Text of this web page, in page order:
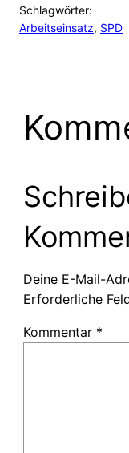
Schlagwörter:
Arbeitseinsatz, SPD
Deine E-Mail-
Erforderliche
Kommentar *